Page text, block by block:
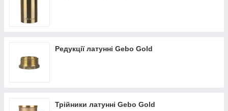
Редукції латунні Gebo Gold
Трійники латунні Gebo Gold